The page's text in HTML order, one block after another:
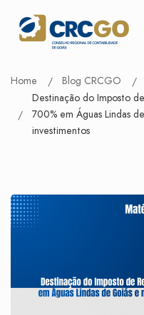
Home Blog CRCGO
Destinação do Imposto
700% em Águas Lindas
investimentos